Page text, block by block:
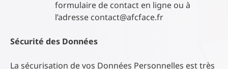
formulaire de contact en ligne ou à
l’adresse contact@afcface.fr
Sécurité des Données
La sécurisation de vos Données Personnelles est très